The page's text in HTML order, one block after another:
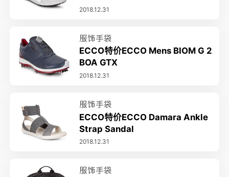
2018.12.31
服饰手袋
ECCO特价ECCO Mens BIOM G 2
BOA GTX
2018.12.31
服饰手袋
ECCO特价ECCO Damara Ankle
Strap Sandal
2018.12.31
服饰手袋